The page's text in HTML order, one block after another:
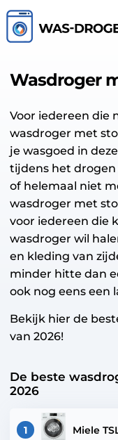
Wasdroger
Voor iedereen die
wasdroger met
je wasgoed in
tijdens het
of helemaal niet
wasdroger met
voor iedereen die
wasdroger wil
en kleding van
minder hitte dan
ook nog eens een
Bekijk hier de
van 2026!
De beste
2026
1 Miele